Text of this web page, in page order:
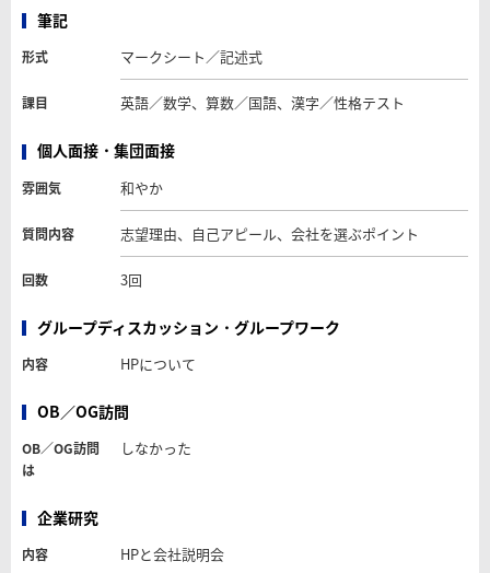
筆記
形式 マークシート／記述式
課目 英語／数学、算数／国語、漢字／性格テスト
個人面接・集団面接
雰囲気 和やか
質問内容 志望理由、自己アピール、会社を選ぶポイント
回数 3回
グループディスカッション・グループワーク
内容 HPについて
OB／OG訪問
OB／OG訪問
は
しなかった
企業研究
内容 HPと会社説明会